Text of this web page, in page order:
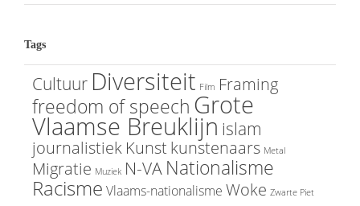
Tags
Cultuur Diversiteit Film Framing
freedom of speech Grote
Vlaamse Breuklijn islam
journalistiek Kunstkunstenaars Metal
Migratie Muziek N-VA Nationalisme
Racisme Vlaams-nationalisme Woke Zwarte Piet